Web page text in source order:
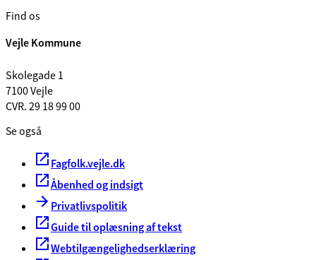
Find os
Vejle Kommune
Skolegade 1
7100 Vejle
CVR. 29 18 99 00
Se også
Fagfolk.vejle.dk
Åbenhed og indsigt
Privatlivspolitik
Guide til oplæsning af tekst
Webtilgængelighedserklæring